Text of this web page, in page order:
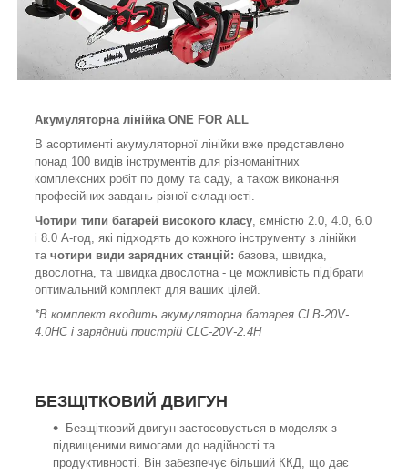
Акумуляторна лінійка ONE FOR ALL
В асортименті акумуляторної лінійки вже представлено
понад 100 видів інструментів для різноманітних
комплексних робіт по дому та саду, а також виконання
професійних завдань різної складності.
Чотири типи батарей високого класу , ємністю 2.0, 4.0, 6.0
і 8.0 А-год, які підходять до кожного інструменту з лінійки
та чотири види зарядних станцій: базова, швидка,
двослотна, та швидка двослотна - це можливість підібрати
оптимальний комплект для ваших цілей.
*В комплект входить акумуляторна батарея CLB-20V-
4.0HC і зарядний пристрій CLC-20V-2.4H
БЕЗЩІТКОВИЙ ДВИГУН
Безщітковий двигун застосовується в моделях з
підвищеними вимогами до надійності та
продуктивності. Він забезпечує більший ККД, що дає